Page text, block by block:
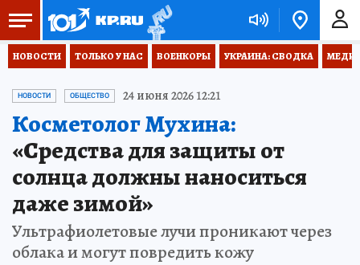
НОВОСТИ ТОЛЬКО У НАС ВОЕНКОРЫ УКРАИНА: СВОДКА
НОВОСТИ ОБЩЕСТВО 24 июня 2026 12:21
Косметолог Мухина:
«Средства для защиты от
солнца должны наноситься
даже зимой»
Ультрафиолетовые лучи проникают через
облака и могут повредить кожу